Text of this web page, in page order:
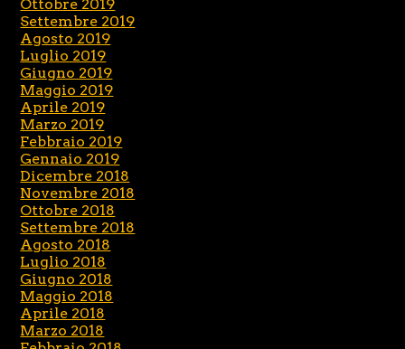
Ottobre 2019
Settembre 2019
Agosto 2019
Luglio 2019
Giugno 2019
Maggio 2019
Aprile 2019
Marzo 2019
Febbraio 2019
Gennaio 2019
Dicembre 2018
Novembre 2018
Ottobre 2018
Settembre 2018
Agosto 2018
Luglio 2018
Giugno 2018
Maggio 2018
Aprile 2018
Marzo 2018